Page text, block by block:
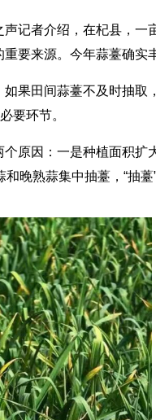
者介绍，在杞县，一
要来源。今年蒜薹确实
田间蒜薹不及时抽取
要环节。
因：一是种植面积扩
晚熟蒜集中抽薹，“抽薹